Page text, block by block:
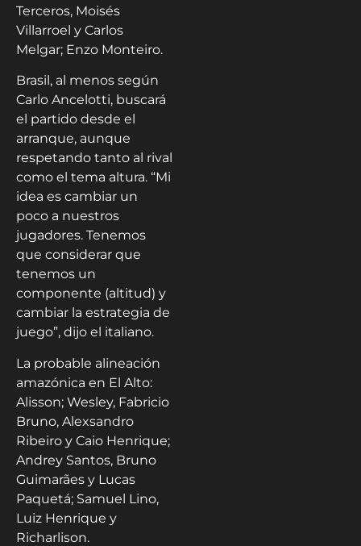
Terceros, Moisés
Villarroel y Carlos
Melgar; Enzo Monteiro.
Brasil, al menos según
Carlo Ancelotti, buscará
el partido desde el
arranque, aunque
respetando tanto al rival
como el tema altura. “Mi
idea es cambiar un
poco a nuestros
jugadores. Tenemos
que considerar que
tenemos un
componente (altitud) y
cambiar la estrategia de
juego”, dijo el italiano.
La probable alineación
amazónica en El Alto:
Alisson; Wesley, Fabricio
Bruno, Alexsandro
Ribeiro y Caio Henrique;
Andrey Santos, Bruno
Guimarães y Lucas
Paquetá; Samuel Lino,
Luiz Henrique y
Richarlison.